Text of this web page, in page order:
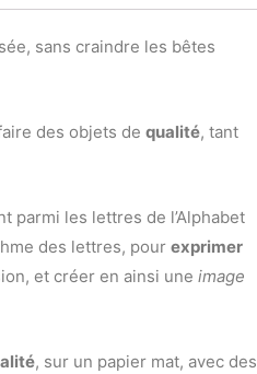
sans craindre les bêtes
des objets de qualité, tant
parmi les lettres de l’Alphabet
des lettres, pour exprimer
et créer en ainsi une image
, sur un papier mat, avec des